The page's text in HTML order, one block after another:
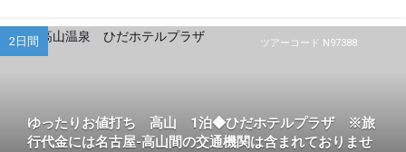
ツアーコード N97388
2日間
ゆったりお値打ち 高山 1泊◆ひだホテルプラザ ※旅
行代金には名古屋-高山間の交通機関は含まれておりませ